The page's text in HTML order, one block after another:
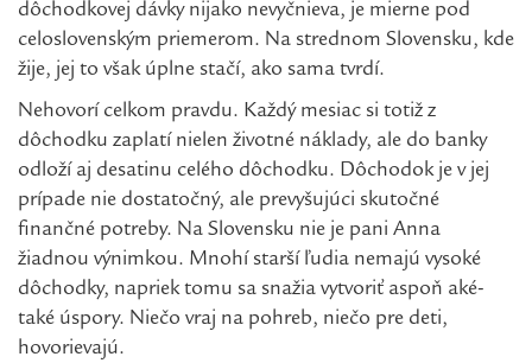
dôchodkovej dávky nijako nevyčnieva, je mierne pod
celoslovenským priemerom. Na strednom Slovensku, kde
žije, jej to však úplne stačí, ako sama tvrdí.
Nehovorí celkom pravdu. Každý mesiac si totiž z
dôchodku zaplatí nielen životné náklady, ale do banky
odloží aj desatinu celého dôchodku. Dôchodok je v jej
prípade nie dostatočný, ale prevyšujúci skutočné
finančné potreby. Na Slovensku nie je pani Anna
žiadnou výnimkou. Mnohí starší ľudia nemajú vysoké
dôchodky, napriek tomu sa snažia vytvoriť aspoň aké-
také úspory. Niečo vraj na pohreb, niečo pre deti,
hovorievajú.